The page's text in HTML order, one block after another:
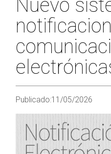
Nuevo
Publicado:11/05/2026